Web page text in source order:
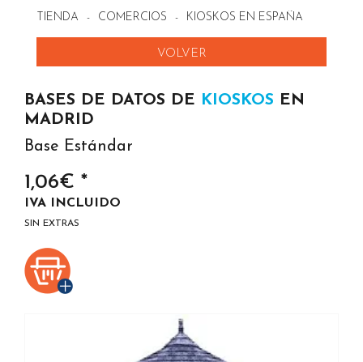
TIENDA - COMERCIOS - KIOSKOS EN ESPAÑA
VOLVER
BASES DE DATOS DE KIOSKOS EN
MADRID
Base Estándar
1,06€ *
IVA INCLUIDO
SIN EXTRAS